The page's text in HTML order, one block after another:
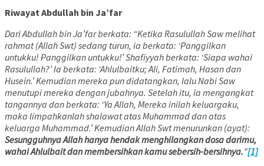
Riwayat Abdullah bin Ja’far
Dari Abdullah bin Ja’far berkata: “Ketika Rasulullah Saw melihat
rahmat (Allah Swt) sedang turun, ia berkata: ‘Panggilkan
untukku! Panggilkan untukku!’ Shafiyyah berkata: ‘Siapa wahai
Rasulullah?’ Ia berkata: ‘Ahlulbaitku; Ali, Fatimah, Hasan dan
Husein.’ Kemudian mereka pun didatangkan, lalu Nabi Saw
menutupi mereka dengan jubahnya. Setelah itu, ia mengangkat
tangannya dan berkata: ‘Ya Allah, Mereka inilah keluargaku,
maka limpahkanlah shalawat atas Muhammad dan atas
keluarga Muhammad.’ Kemudian Allah Swt menurunkan (ayat):
Sesungguhnya Allah hanya hendak menghilangkan dosa darimu,
wahai Ahlulbait dan membersihkan kamu sebersih-bersihnya.”[1]